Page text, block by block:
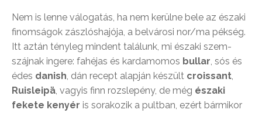
Nem is lenne válogatás, ha nem kerülne bele az északi
finomságok zászlóshajója, a belvárosi nor/ma pékség.
Itt aztán tényleg mindent találunk, mi északi szem-
szájnak ingere: fahéjas és kardamomos bullar , sós és
édes danish , dán recept alapján készült croissant
Ruisleipä , vagyis finn rozslepény, de még északi
fekete kenyér is sorakozik a pultban, ezért bármikor